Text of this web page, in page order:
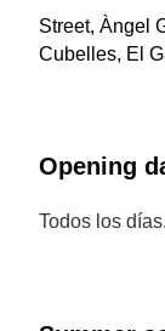
Street, Àngel
Cubelles, El
Opening
Todos los días.